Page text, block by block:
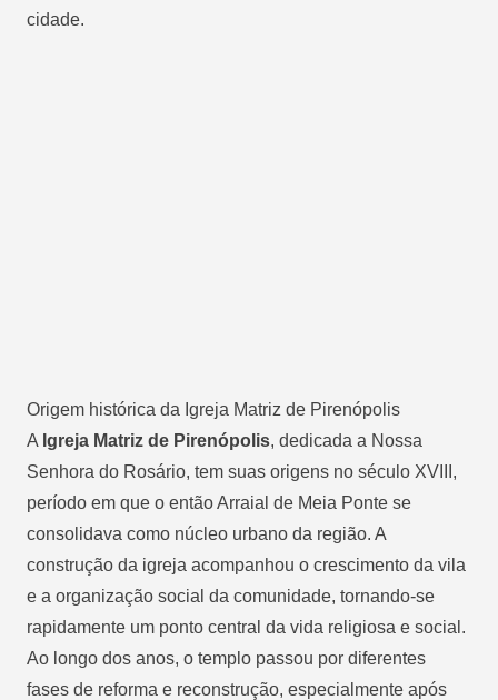
cidade.
Origem histórica da Igreja Matriz de Pirenópolis
A Igreja Matriz de Pirenópolis, dedicada a Nossa
Senhora do Rosário, tem suas origens no século XVIII,
período em que o então Arraial de Meia Ponte se
consolidava como núcleo urbano da região. A
construção da igreja acompanhou o crescimento da vila
e a organização social da comunidade, tornando-se
rapidamente um ponto central da vida religiosa e social.
Ao longo dos anos, o templo passou por diferentes
fases de reforma e reconstrução, especialmente após